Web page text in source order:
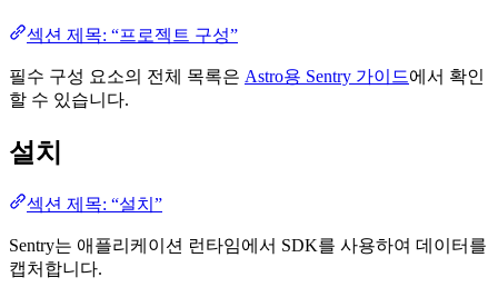
섹션 제목: “프로젝트 구성”
필수 구성 요소의 전체 목록은 Astro용 Sentry 가이드에서 확인
할 수 있습니다.
설치
섹션 제목: “설치”
Sentry는 애플리케이션 런타임에서 SDK를 사용하여 데이터를
캡처합니다.